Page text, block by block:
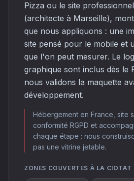
Pizza ou le site
(architecte à Marseille),
que nous appliquons : une
site pensé pour le mobile et
que l'on peut mesurer. Le
graphique sont inclus dès le
nous validons la maquette
développement.
Hébergement en France, site
conformité RGPD et
chaque étape : nous
pas une vitrine jetable.
ZONES COUVERTES À LA CIOTAT